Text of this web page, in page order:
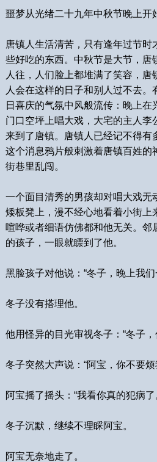
噩梦从光绪二十九年中秋节晚上开
唐镇人生活清苦，只有逢年过节时
些好吃的东西。中秋节是大节，唐
人往，人们脸上都堆满了笑容，
人会在这样的日子和别人过不去
日喜庆的气氛中风般流传：晚上在
门口空坪上唱大戏，大宅的主人李
来到了唐镇。唐镇人已经记不得有
这个消息鸦片般刺激着唐镇百姓的
街巷里乱闯。
一个面目清秀的男孩却对唱大戏无
矮板凳上，漫不经心地看着小街上
喧哗或者细语仿佛都和他无关。邻
的孩子，一眼就瞟到了他。
黑脸孩子对他说：“冬子，晚上我
冬子没有搭理他。
他用怪异的目光审视冬子：“冬子，
冬子突然大声说：“阿宝，你不要烦
阿宝摇了摇头：“我看你真的犯病了
冬子沉默，继续不理睬阿宝。
阿宝无奈地走了。